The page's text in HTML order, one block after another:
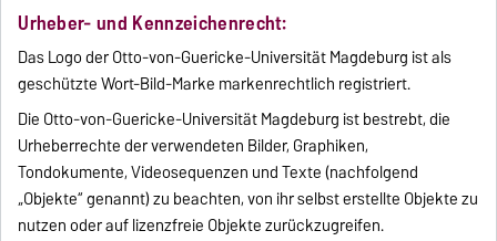
Urheber- und Kennzeichenrecht:
Das Logo der Otto-von-Guericke-Universität Magdeburg ist als
geschützte Wort-Bild-Marke markenrechtlich registriert.
Die Otto-von-Guericke-Universität Magdeburg ist bestrebt, die
Urheberrechte der verwendeten Bilder, Graphiken,
Tondokumente, Videosequenzen und Texte (nachfolgend
„Objekte“ genannt) zu beachten, von ihr selbst erstellte Objekte zu
nutzen oder auf lizenzfreie Objekte zurückzugreifen.